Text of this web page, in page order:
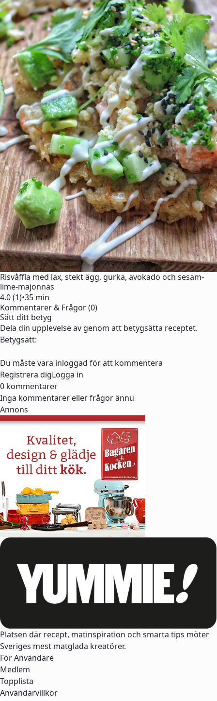
Risvåffla med lax, stekt ägg, gurka, avokado och sesam-
lime-majonnäs
4.0 (1)•35 min
Kommentarer & Frågor (0)
Sätt ditt betyg
Dela din upplevelse av genom att betygsätta receptet.
Betygsätt:
Du måste vara inloggad för att kommentera
Registrera digLogga in
0 kommentarer
Inga kommentarer eller frågor ännu
Annons
Platsen där recept, matinspiration och smarta tips möter
Sveriges mest matglada kreatörer.
För Användare
Medlem
Topplista
Användarvillkor